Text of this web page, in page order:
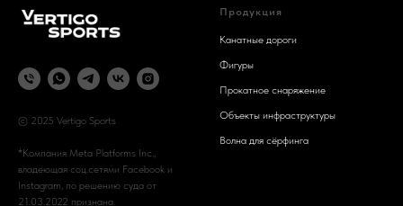
© 2025 Vertigo Sports
*Компания Meta Platforms Inc.,
владеющая соц.сетями Facebook и
Instagram, по решению суда от
21.03.2022 признана
Продукция
Канатные дороги
Фигуры
Прокатное снаряжение
Объекты инфраструктуры
Волна для сёрфинга